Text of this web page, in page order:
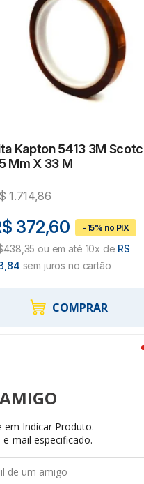
Kapton 5413 3M
Mm X 33 M
1.714,86
372,60
ou em até 10x de R$
sem juros no cartão
COMPRAR
em Indicar Produto.
mail especificado.